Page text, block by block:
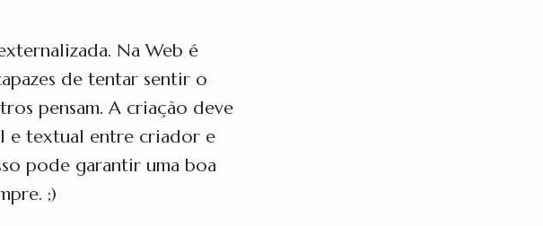
Na Web é
de tentar sentir o
pensam. A criação deve
e textual entre criador e
pode garantir uma boa
;)